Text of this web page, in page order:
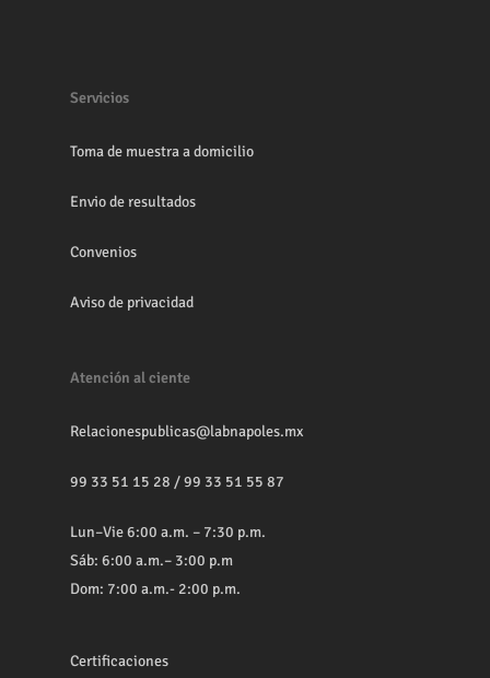
Servicios
Toma de muestra a domicilio
Envio de resultados
Convenios
Aviso de privacidad
Atención al ciente
Relacionespublicas@labnapoles.mx
99 33 51 15 28 /99 33 51 55 87
Lun–Vie 6:00 a.m. – 7:30 p.m.
Sáb: 6:00 a.m.– 3:00 p.m
Dom: 7:00 a.m.- 2:00 p.m.
Certificaciones